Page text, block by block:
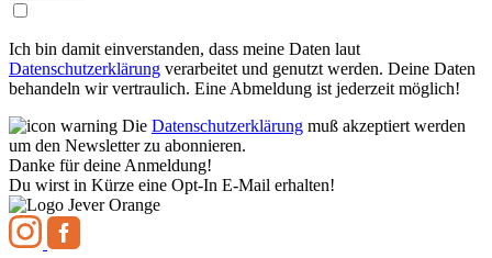
Ich bin damit einverstanden, dass meine Daten laut
Datenschutzerklärung verarbeitet und genutzt werden. Deine Daten
behandeln wir vertraulich. Eine Abmeldung ist jederzeit möglich!
Die Datenschutzerklärung muß akzeptiert werden
um den Newsletter zu abonnieren.
Danke für deine Anmeldung!
Du wirst in Kürze eine Opt-In E-Mail erhalten!